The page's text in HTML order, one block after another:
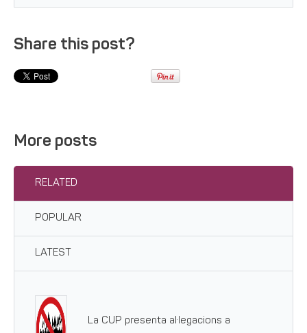
Share this post?
More posts
RELATED
POPULAR
LATEST
La CUP presenta al·legacions a